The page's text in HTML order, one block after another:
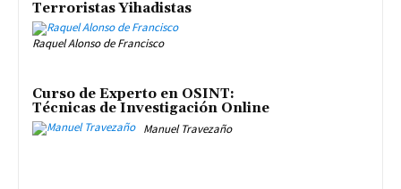
Terroristas Yihadistas
Raquel Alonso de Francisco
Curso de Experto en OSINT:
Técnicas de Investigación Online
Manuel Travezaño